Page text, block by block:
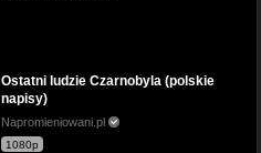
Ostatni ludzie Czarnobyla (polskie
napisy)
Napromieniowani.pl
1080p